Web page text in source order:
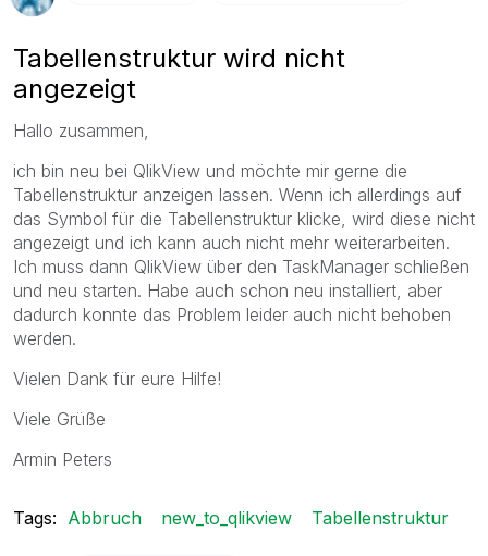
Tabellenstruktur wird nicht
angezeigt
Hallo zusammen,
ich bin neu bei QlikView und möchte mir gerne die
Tabellenstruktur anzeigen lassen. Wenn ich allerdings auf
das Symbol für die Tabellenstruktur klicke, wird diese nicht
angezeigt und ich kann auch nicht mehr weiterarbeiten.
Ich muss dann QlikView über den TaskManager schließen
und neu starten. Habe auch schon neu installiert, aber
dadurch konnte das Problem leider auch nicht behoben
werden.
Vielen Dank für eure Hilfe!
Viele Grüße
Armin Peters
Tags: Abbruch new_to_qlikview Tabellenstruktur